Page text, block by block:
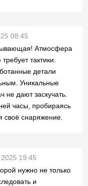
08:45
Атмосфера
тактики.
детали
Уникальные
не дают заскучать.
часы, пробираясь
своё снаряжение.
19:45
нужно не только
и